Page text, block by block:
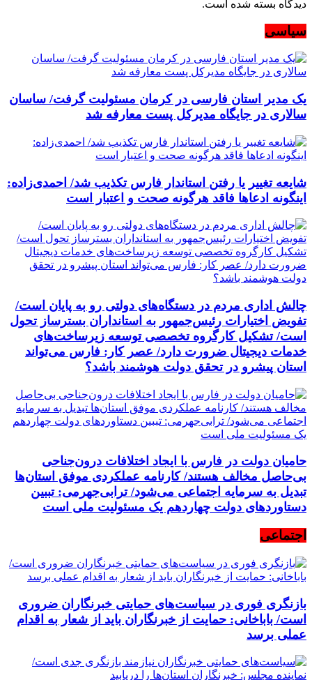
دیدگاه بسته شده است.
سیاسی
یک مدیر استان فارسی در کرمان مسئولیت گرفت/ ساسان
سالاری در جایگاه مدیرکل پست معارفه شد
شایعه تغییر یا رفتن استاندار فارس تکذیب شد/ احمدی‌زاده:
اینگونه ادعاها فاقد هرگونه صحت و اعتبار است
چالش اداری مردم در دستگاه‌های دولتی رو به پایان است/
تفویض اختیارات رئیس‌جمهور به استانداران بسترساز تحول
است/ تشکیل کارگروه تخصصی توسعه زیرساخت‌های
خدمات دیجیتال ضرورت دارد/ عصر کار: فارس می‌تواند
استان پیشرو در تحقق دولت هوشمند باشد؟
حامیان دولت در فارس با ایجاد اختلافات درون‌جناحی
بی‌حاصل مخالف هستند/ کارنامه عملکردی موفق استان‌ها
تبدیل به سرمایه اجتماعی می‌شود/ ترابی‌جهرمی: تببین
دستاوردهای دولت چهاردهم یک مسئولیت ملی است
اجتماعی
بازنگری فوری در سیاست‌های حمایتی خبرنگاران ضروری
است/ باباخانی: حمایت از خبرنگاران باید از شعار به اقدام
عملی برسد